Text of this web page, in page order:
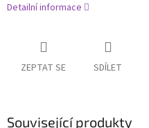
Detailní informace
ZEPTAT SE SDÍLET
Související produkty